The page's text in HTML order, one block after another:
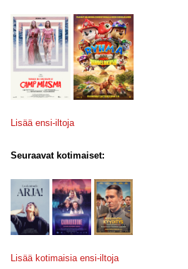
Lisää ensi-iltoja
Seuraavat kotimaiset:
Lisää kotimaisia ensi-iltoja